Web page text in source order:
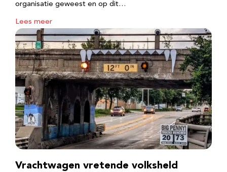
organisatie geweest en op dit…
Lees meer
Vrachtwagen vretende volksheld